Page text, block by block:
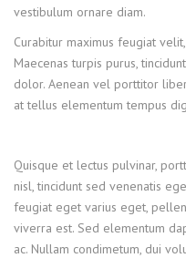
vestibulum ornare diam.
Curabitur maximus feugiat
Maecenas turpis purus,
dolor. Aenean vel porttitor
at tellus elementum tempus
Quisque et lectus pulvinar,
nisl, tincidunt sed venenatis
feugiat eget varius eget,
viverra est. Sed elementum
ac. Nullam condimetum, dui